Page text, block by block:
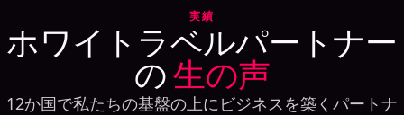
実績
ホワイトラベルパートナー
の生の声
12か国で私たちの基盤の上にビジネスを築くパートナ